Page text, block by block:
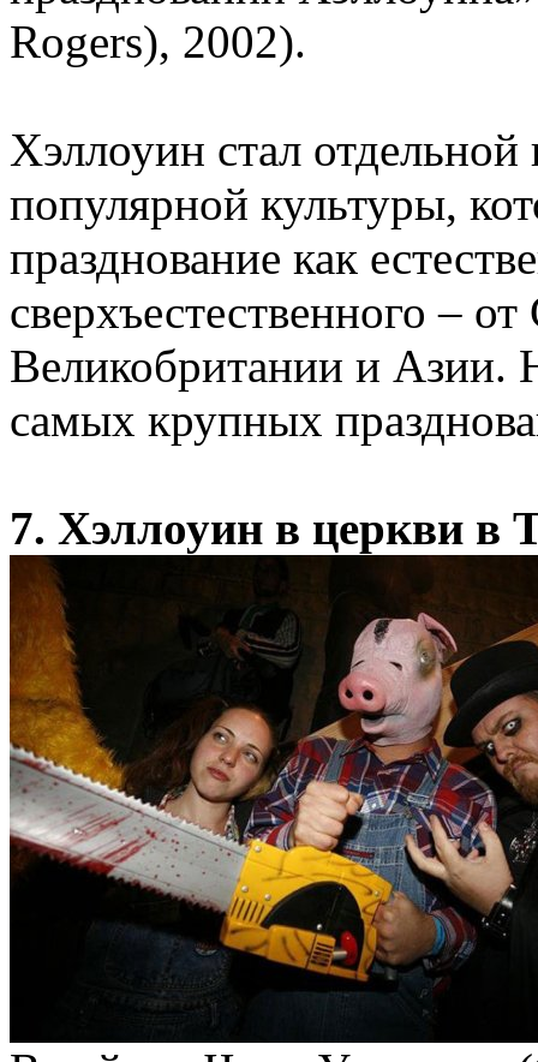
Rogers), 2002).
Хэллоуин стал
популярной культуры,
празднование как
сверхъестественного –
Великобритании и Азии.
самых крупных
7. Хэллоуин в церкви в